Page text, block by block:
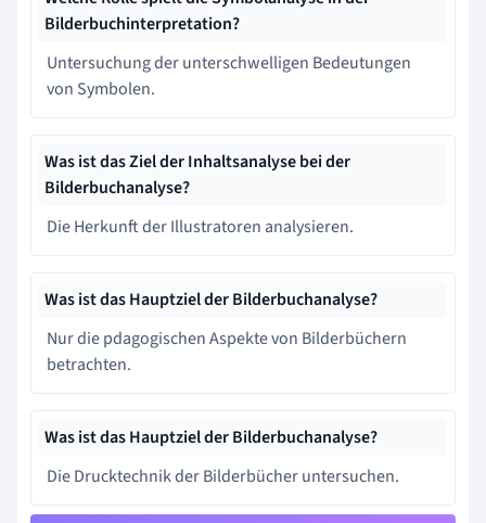
Bilderbuchinterpretation?
Untersuchung der unterschwelligen Bedeutungen
von Symbolen.
Was ist das Ziel der Inhaltsanalyse bei der
Bilderbuchanalyse?
Die Herkunft der Illustratoren analysieren.
Was ist das Hauptziel der Bilderbuchanalyse?
Nur die pdagogischen Aspekte von Bilderbüchern
betrachten.
Was ist das Hauptziel der Bilderbuchanalyse?
Die Drucktechnik der Bilderbücher untersuchen.